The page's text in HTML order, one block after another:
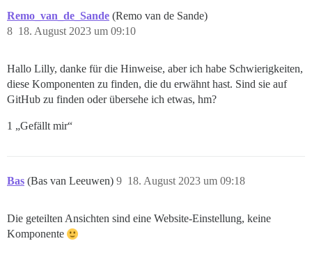
Remo_van_de_Sande (Remo van de Sande)
18. August 2023 um 09:10
8
Hallo Lilly, danke für die Hinweise, aber ich habe Schwierigkeiten,
diese Komponenten zu finden, die du erwähnt hast. Sind sie auf
GitHub zu finden oder übersehe ich etwas, hm?
1 „Gefällt mir“
Bas (Bas van Leeuwen) 18. August 2023 um 09:18
9
Die geteilten Ansichten sind eine Website-Einstellung, keine
Komponente